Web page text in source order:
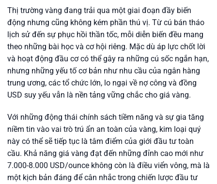
Thị trường vàng đang trải qua một giai đoạn đầy biến
động nhưng cũng không kém phần thú vị. Từ cú bán tháo
lịch sử đến sự phục hồi thần tốc, mỗi diễn biến đều mang
theo những bài học và cơ hội riêng. Mặc dù áp lực chốt lời
và hoạt động đầu cơ có thể gây ra những cú sốc ngắn hạn,
nhưng những yếu tố cơ bản như nhu cầu của ngân hàng
trung ương, các tổ chức lớn, lo ngại về nợ công và đồng
USD suy yếu vẫn là nền tảng vững chắc cho giá vàng.
Với những động thái chính sách tiềm năng và sự gia tăng
niềm tin vào vai trò trú ẩn an toàn của vàng, kim loại quý
này có thể sẽ tiếp tục là tâm điểm của giới đầu tư toàn
cầu. Khả năng giá vàng đạt đến những đỉnh cao mới như
7.000-8.000 USD/ounce không còn là điều viển vông, mà là
một kịch bản đáng để cân nhắc trong chiến lược đầu tư